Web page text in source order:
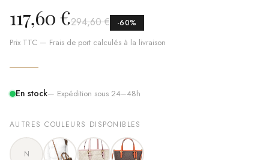
117,60 €294,60 € -60%
Prix TTC — Frais de port calculés à la livraison
En stock— Expédition sous 24–48h
AUTRES COULEURS DISPONIBLES
N